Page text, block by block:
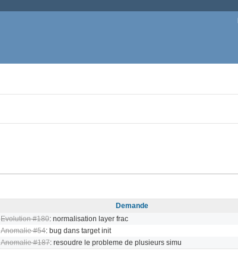
Demande
Evolution #180: normalisation layer frac
Anomalie #54: bug dans target init
Anomalie #187: resoudre le probleme de plusieurs simu